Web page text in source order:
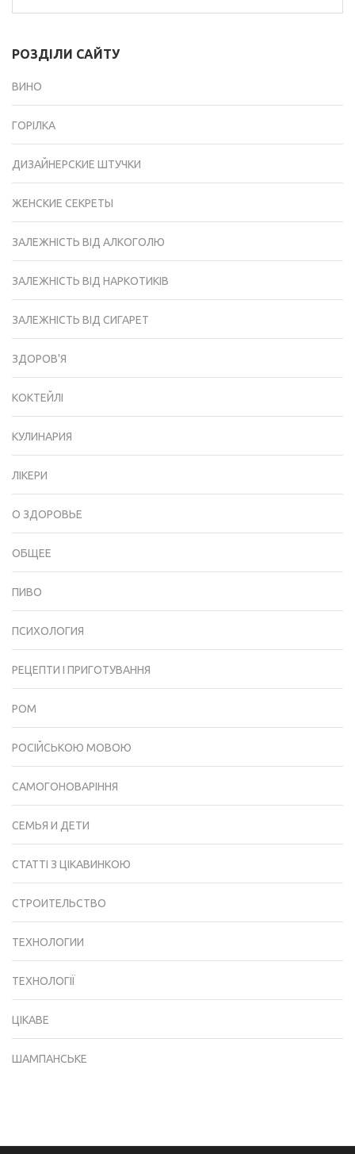
РОЗДІЛИ САЙТУ
ВИНО
ГОРІЛКА
ДИЗАЙНЕРСКИЕ ШТУЧКИ
ЖЕНСКИЕ СЕКРЕТЫ
ЗАЛЕЖНІСТЬ ВІД АЛКОГОЛЮ
ЗАЛЕЖНІСТЬ ВІД НАРКОТИКІВ
ЗАЛЕЖНІСТЬ ВІД СИГАРЕТ
ЗДОРОВ'Я
КОКТЕЙЛІ
КУЛИНАРИЯ
ЛІКЕРИ
О ЗДОРОВЬЕ
ОБЩЕЕ
ПИВО
ПСИХОЛОГИЯ
РЕЦЕПТИ І ПРИГОТУВАННЯ
РОМ
РОСІЙСЬКОЮ МОВОЮ
САМОГОНОВАРІННЯ
СЕМЬЯ И ДЕТИ
СТАТТІ З ЦІКАВИНКОЮ
СТРОИТЕЛЬСТВО
ТЕХНОЛОГИИ
ТЕХНОЛОГІЇ
ЦІКАВЕ
ШАМПАНСЬКЕ